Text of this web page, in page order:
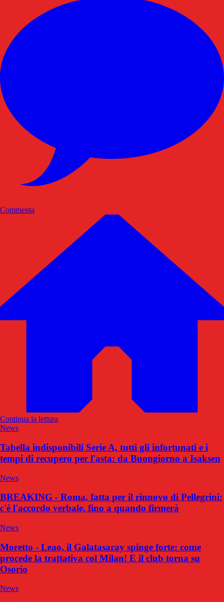
Commenta
Continua la lettura
News
Tabella indisponibili Serie A, tutti gli infortunati e i
tempi di recupero per l'asta: da Buongiorno a Isaksen
News
BREAKING - Roma, fatta per il rinnovo di Pellegrini:
c'è l'accordo verbale, fino a quando firmerà
News
Moretto - Leao, il Galatasaray spinge forte: come
procede la trattativa col Milan! E il club torna su
Osorio
News